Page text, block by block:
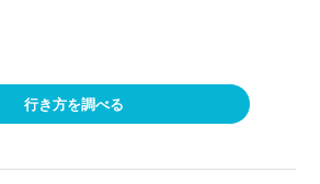
行き方を調べる